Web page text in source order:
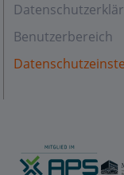
Benutzerbereich